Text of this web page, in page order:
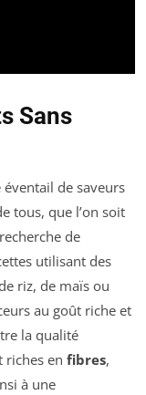
Sans
de saveurs
tous, que l’on soit
de
utilisant des
riz, de maïs ou
au goût riche et
la qualité
riches en fibres,
à une